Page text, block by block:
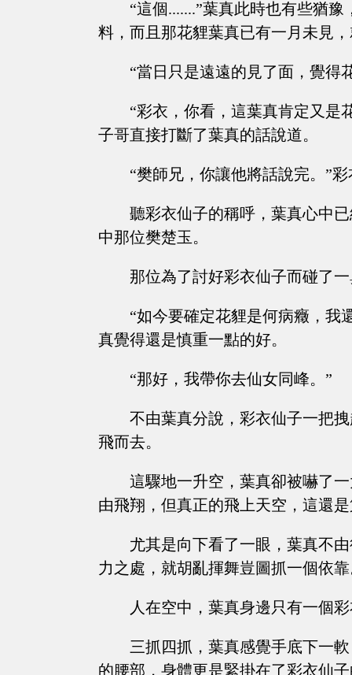
“這個.......”葉真此時也有些猶
料，而且那花貍葉真已有一月未見
“當日只是遠遠的見了面，覺得
“彩衣，你看，這葉真肯定又是
子哥直接打斷了葉真的話說道。
“樊師兄，你讓他將話說完。”
聽彩衣仙子的稱呼，葉真心中
中那位樊楚玉。
那位為了討好彩衣仙子而碰了
“如今要確定花貍是何病癥，我
真覺得還是慎重一點的好。
“那好，我帶你去仙女同峰。”
不由葉真分說，彩衣仙子一把
飛而去。
這驟地一升空，葉真卻被嚇了
由飛翔，但真正的飛上天空，這還
尤其是向下看了一眼，葉真不
力之處，就胡亂揮舞豈圖抓一個依
人在空中，葉真身邊只有一個
三抓四抓，葉真感覺手底下一
的腰部，身體更是緊掛在了彩衣仙